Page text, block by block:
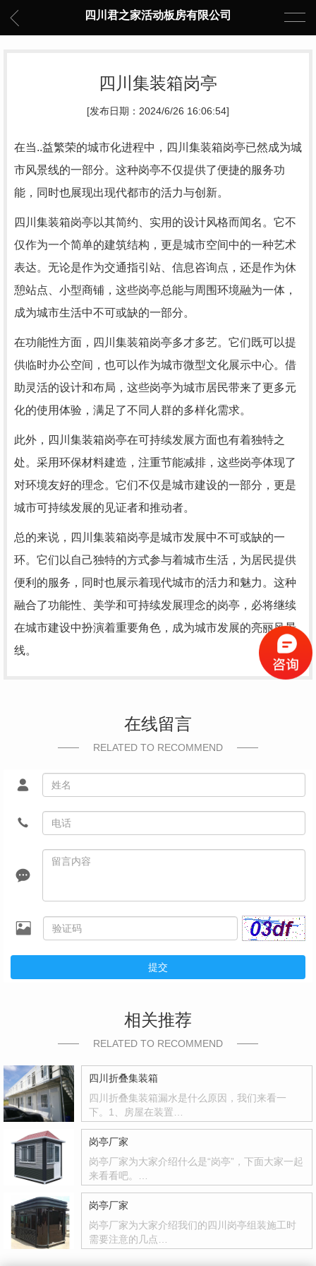
四川君之家活动板房有限公司
四川集装箱岗亭
[发布日期：2024/6/26 16:06:54]
在当..益繁荣的城市化进程中，四川集装箱岗亭已然成为城
市风景线的一部分。这种岗亭不仅提供了便捷的服务功
能，同时也展现出现代都市的活力与创新。
四川集装箱岗亭以其简约、实用的设计风格而闻名。它不
仅作为一个简单的建筑结构，更是城市空间中的一种艺术
表达。无论是作为交通指引站、信息咨询点，还是作为休
憩站点、小型商铺，这些岗亭总能与周围环境融为一体，
成为城市生活中不可或缺的一部分。
在功能性方面，四川集装箱岗亭多才多艺。它们既可以提
供临时办公空间，也可以作为城市微型文化展示中心。借
助灵活的设计和布局，这些岗亭为城市居民带来了更多元
化的使用体验，满足了不同人群的多样化需求。
此外，四川集装箱岗亭在可持续发展方面也有着独特之
处。采用环保材料建造，注重节能减排，这些岗亭体现了
对环境友好的理念。它们不仅是城市建设的一部分，更是
城市可持续发展的见证者和推动者。
总的来说，四川集装箱岗亭是城市发展中不可或缺的一
环。它们以自己独特的方式参与着城市生活，为居民提供
便利的服务，同时也展示着现代城市的活力和魅力。这种
融合了功能性、美学和可持续发展理念的岗亭，必将继续
在城市建设中扮演着重要角色，成为城市发展的亮丽风景
线。
在线留言
RELATED TO RECOMMEND
提交
相关推荐
RELATED TO RECOMMEND
四川折叠集装箱
四川折叠集装箱漏水是什么原因，我们来看一
下。1、房屋在装置…
岗亭厂家
岗亭厂家为大家介绍什么是“岗亭”，下面大家一起
来看看吧。…
岗亭厂家
岗亭厂家为大家介绍我们的四川岗亭组装施工时
需要注意的几点…